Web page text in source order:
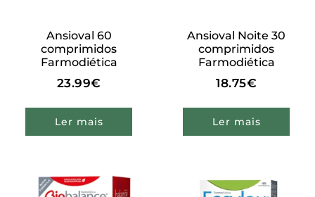
Ansioval 60
comprimidos
Farmodiética
23.99€
Ler mais
Ansioval Noite 30
comprimidos
Farmodiética
18.75€
Ler mais